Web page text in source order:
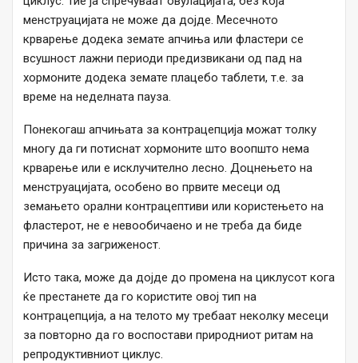
менструацијата не може да дојде. Месечното
крварење додека земате апчиња или фластери се
всушност лажни периоди предизвикани од пад на
хормоните додека земате плацебо таблети, т.е. за
време на неделната пауза.
Понекогаш апчињата за контрацепција можат толку
многу да ги потиснат хормоните што воопшто нема
крварење или е исклучително лесно. Доцнењето на
менструацијата, особено во првите месеци од
земањето орални контрацептиви или користењето на
фластерот, не е невообичаено и не треба да биде
причина за загриженост.
Исто така, може да дојде до промена на циклусот кога
ќе престанете да го користите овој тип на
контрацепција, а на телото му требаат неколку месеци
за повторно да го воспостави природниот ритам на
репродуктивниот циклус.